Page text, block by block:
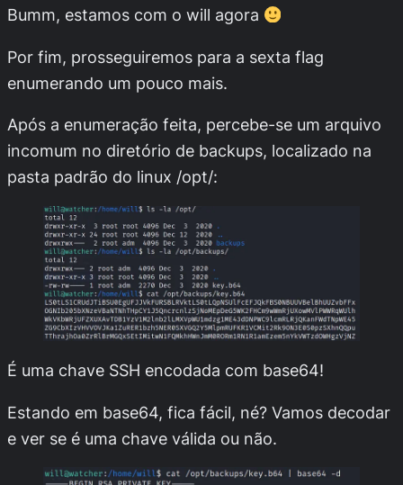
Bumm, estamos com o will agora
Por fim, prosseguiremos para a sexta flag
enumerando um pouco mais.
Após a enumeração feita, percebe-se um arquivo
incomum no diretório de backups, localizado na
pasta padrão do linux /opt/:
É uma chave SSH encodada com base64!
Estando em base64, fica fácil, né? Vamos decodar
e ver se é uma chave válida ou não.